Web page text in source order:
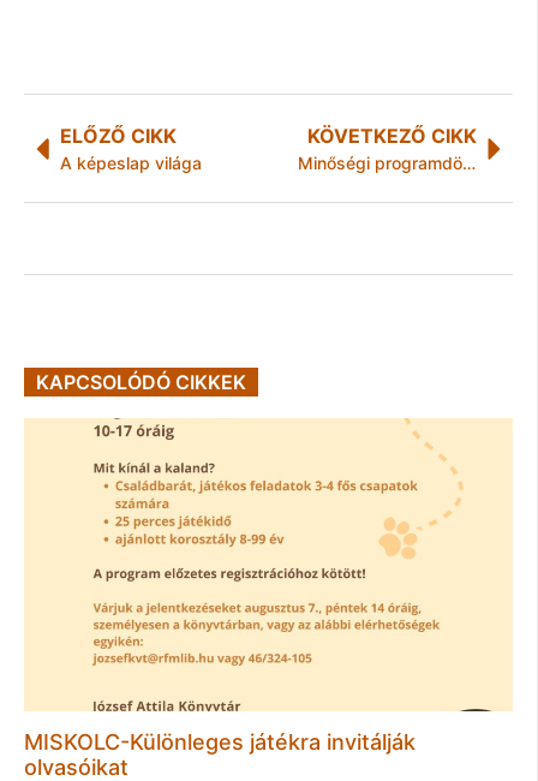
ELŐZŐ CIKK
A képeslap világa
KÖVETKEZŐ CIKK
Minőségi programdömping a III. Kaposvári Nemzetközi Kamarazenei Fesztiválon
KAPCSOLÓDÓ CIKKEK
MISKOLC-Különleges játékra invitálják
olvasóikat